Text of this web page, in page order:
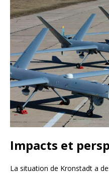
Impacts et
La situation de Kronstadt a